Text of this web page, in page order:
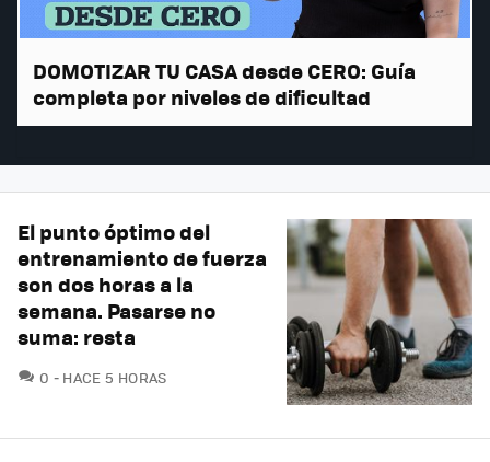
DOMOTIZAR TU CASA desde CERO: Guía
completa por niveles de dificultad
El punto óptimo del
entrenamiento de fuerza
son dos horas a la
semana. Pasarse no
suma: resta
0 COMENTARIOS
HACE 5 HORAS